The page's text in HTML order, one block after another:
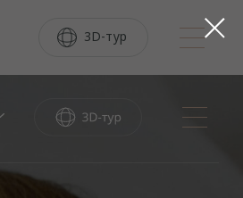
3D-тур